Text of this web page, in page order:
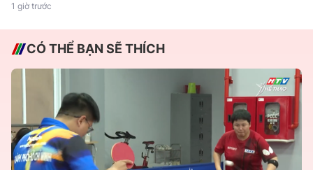
1 giờ trước
CÓ THỂ BẠN SẼ THÍCH